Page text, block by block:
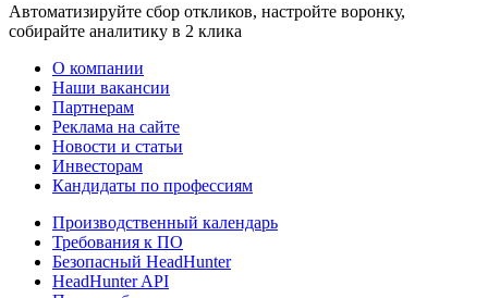
Автоматизируйте сбор откликов, настройте воронку,
собирайте аналитику в 2 клика
О компании
Наши вакансии
Партнерам
Реклама на сайте
Новости и статьи
Инвесторам
Кандидаты по профессиям
Производственный календарь
Требования к ПО
Безопасный HeadHunter
HeadHunter API